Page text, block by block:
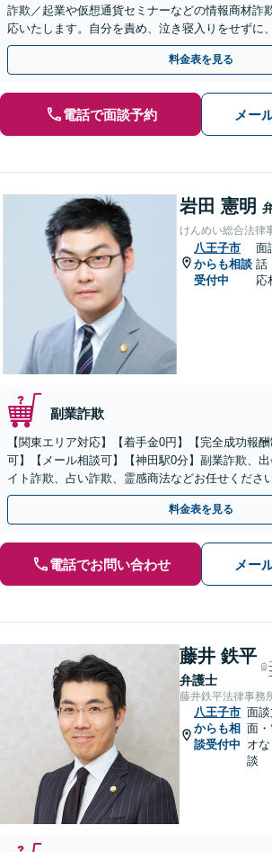
詐欺／起業や仮想通貨セミナーなどの情報商材詐
応いたします。自分を責め、泣き寝入りをせずに
にまずはご相談ください。【表参道駅から徒歩3
料金表を見る
電話で面談予約 メー
岩田 憲明
けんめい総合法律
八王子市
からも相談
受付中
面
話
応
副業詐欺
【関東エリア対応】【着手金0円】【完全成功報
可】【メール相談可】【神田駅0分】副業詐欺、
イト詐欺、占い詐欺、霊感商法などお任せくださ
対応】
料金表を見る
電話でお問い合わせ メー
藤井 鉄平
弁護士
藤井鉄平法律事務
八王子市
からも相
談受付中
面
面
オ
談